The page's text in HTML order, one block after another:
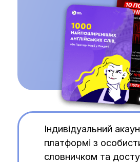
Індивідуальний
платформі з
словничком та